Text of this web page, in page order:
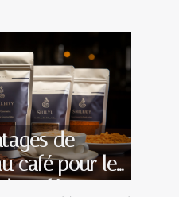
de
café pour les
caféine